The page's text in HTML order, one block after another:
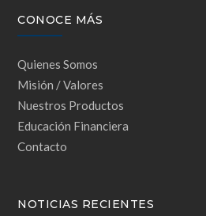
CONOCE MÁS
Quienes Somos
Misión / Valores
Nuestros Productos
Educación Financiera
Contacto
NOTICIAS RECIENTES